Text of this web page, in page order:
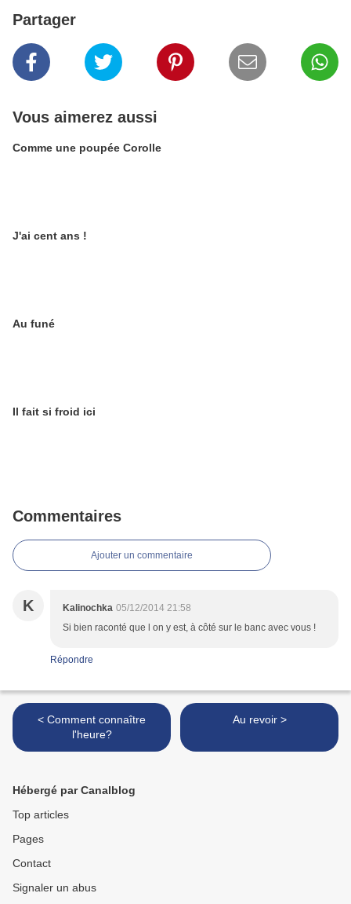
Partager
Vous aimerez aussi
Comme une poupée Corolle
J'ai cent ans !
Au funé
Il fait si froid ici
Commentaires
Ajouter un commentaire
K Kalinochka 05/12/2014 21:58
Si bien raconté que l on y est, à côté sur le banc avec vous !
Répondre
< Comment connaître
l'heure?
Au revoir >
Hébergé par Canalblog
Top articles
Pages
Contact
Signaler un abus